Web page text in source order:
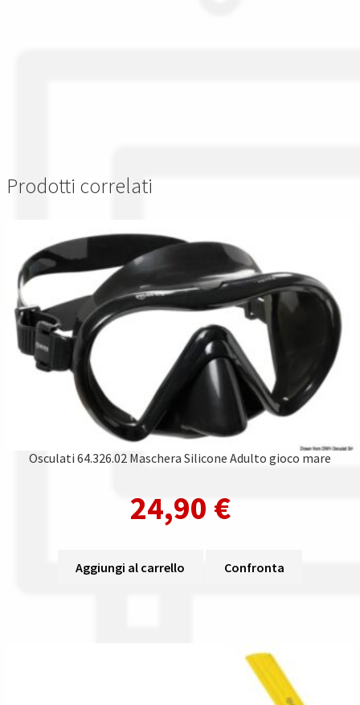
Prodotti correlati
Osculati 64.326.02 Maschera Silicone Adulto gioco mare
24,90 €
Aggiungi al carrello Confronta